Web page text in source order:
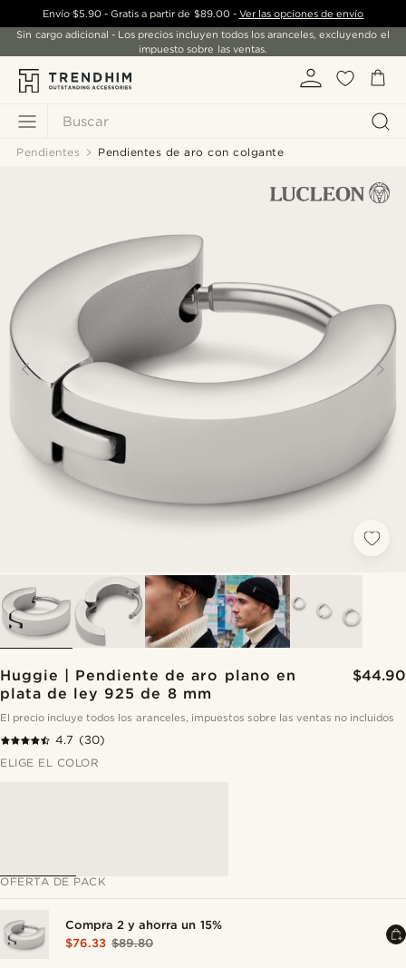
Buscar
Envío $5.90- Gratis a partir de $89.00- Ver las opciones de envío
Sin cargo adicional - Los precios incluyen todos los aranceles, excluyendo el
impuesto sobre las ventas.
Pendientes Pendientes de aro con colgante
Huggie | Pendiente de aro plano en
plata de ley 925 de 8 mm
$44.90
El precio incluye todos los aranceles, impuestos sobre las ventas no incluidos
4.7 (30)
ELIGE EL COLOR
OFERTA DE PACK
Compra 2 y ahorra un 15%
$76.33 $89.80